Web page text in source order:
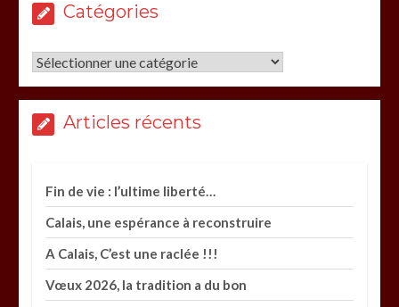
Catégories
Catégories
Articles récents
Fin de vie : l’ultime liberté…
Calais, une espérance à reconstruire
A Calais, C’est une raclée !!!
Vœux 2026, la tradition a du bon